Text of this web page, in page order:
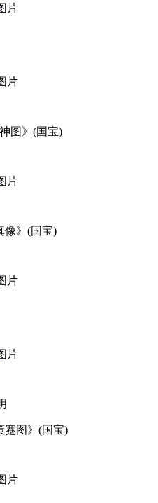
图》(国宝)
像》(国宝)
蹇图》(国宝)